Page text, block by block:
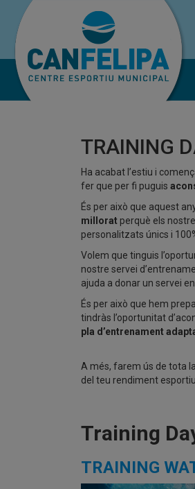
TRAINING
Ha acabat l’estiu i
fer que per fi puguis
És per això que aquest
millorat perquè els
personalitzats únics i
Volem que tinguis
nostre servei
ajuda a donar un servei
És per això que hem
tindràs l’oportunitat
pla d’entrenament
A més, farem ús de tota
del teu rendiment
Training
TRAINING